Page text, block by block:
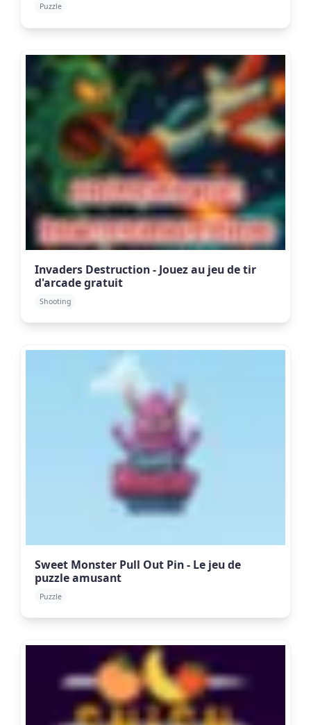
Puzzle
Invaders Destruction - Jouez au jeu de tir
d'arcade gratuit
Shooting
Sweet Monster Pull Out Pin - Le jeu de
puzzle amusant
Puzzle